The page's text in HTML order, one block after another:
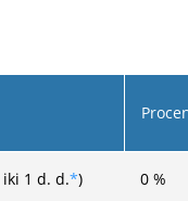
1 d. d.*) 0 %